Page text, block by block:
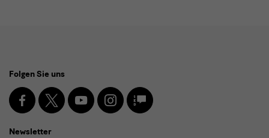
Media
und
Newsletter
Folgen Sie uns
Facebook
X YoutubeInstagramSKD
Blog
Newsletter